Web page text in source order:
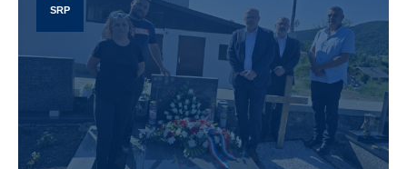
SRP